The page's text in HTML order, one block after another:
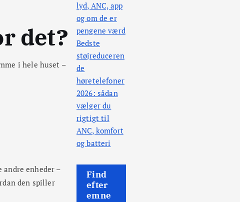
det?
i hele huset –
enheder –
den spiller
lyd, ANC, app
og om de er
pengene værd
Bedste
støjreduceren
de
høretelefoner
2026: sådan
vælger du
rigtigt til
ANC, komfort
og batteri
Find
efter
emne